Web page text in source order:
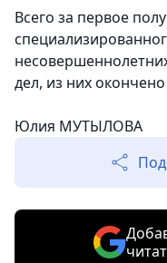
Всего за первое
дел, из них окончено
Юлия МУТЫЛОВА